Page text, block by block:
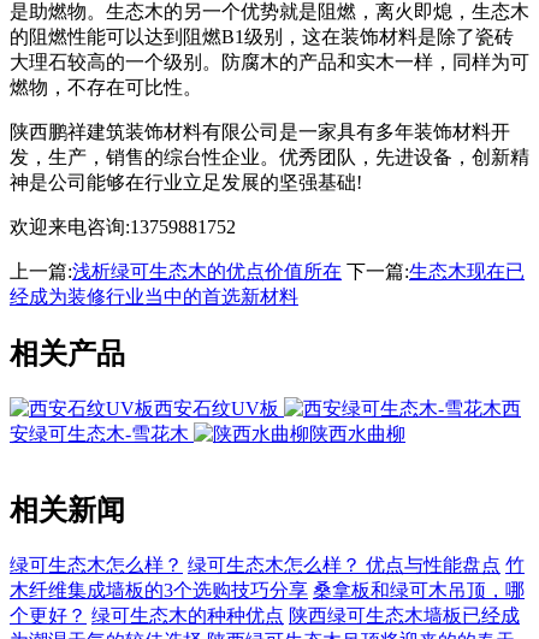
是助燃物。生态木的另一个优势就是阻燃，离火即熄，生态木
的阻燃性能可以达到阻燃B1级别，这在装饰材料是除了瓷砖
大理石较高的一个级别。防腐木的产品和实木一样，同样为可
燃物，不存在可比性。
陕西鹏祥建筑装饰材料有限公司是一家具有多年装饰材料开
发，生产，销售的综台性企业。优秀团队，先进设备，创新精
神是公司能够在行业立足发展的坚强基础!
欢迎来电咨询:13759881752
上一篇:浅析绿可生态木的优点价值所在 下一篇:生态木现在已
经成为装修行业当中的首选新材料
相关产品
西安石纹UV板
西
安绿可生态木-雪花木
陕西水曲柳
相关新闻
绿可生态木怎么样？ 绿可生态木怎么样？ 优点与性能盘点 竹
木纤维集成墙板的3个选购技巧分享 桑拿板和绿可木吊顶，哪
个更好？ 绿可生态木的种种优点 陕西绿可生态木墙板已经成